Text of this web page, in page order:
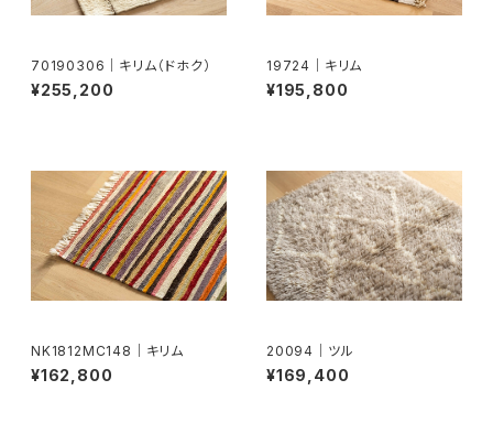
70190306｜キリム（ドホク）
¥255,200
19724｜キリム
¥195,800
NK1812MC148｜キリム
¥162,800
20094｜ツル
¥169,400